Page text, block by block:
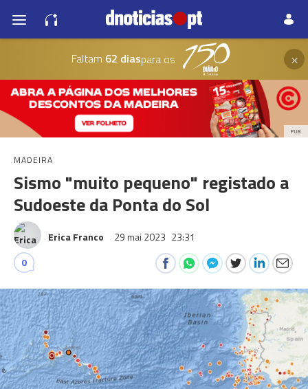
Faltam 62 diaspara os ×
PUB
MADEIRA
Sismo "muito pequeno" registado a
Sudoeste da Ponta do Sol
Erica Franco 29 mai 2023 23:31
0